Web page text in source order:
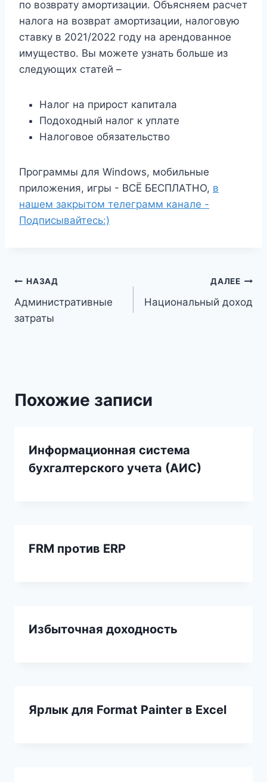
по возврату амортизации. Объясняем расчет
налога на возврат амортизации, налоговую
ставку в 2021/2022 году на арендованное
имущество. Вы можете узнать больше из
следующих статей –
Налог на прирост капитала
Подоходный налог к ​​уплате
Налоговое обязательство
Программы для Windows, мобильные
приложения, игры - ВСЁ БЕСПЛАТНО, в
нашем закрытом телеграмм канале -
Подписывайтесь:)
Навигация
по
НАЗАД
Административные
затраты
ДАЛЕЕ
Национальный доход
Похожие записи
Информационная система
бухгалтерского учета (АИС)
FRM против ERP
Избыточная доходность
Ярлык для Format Painter в Excel